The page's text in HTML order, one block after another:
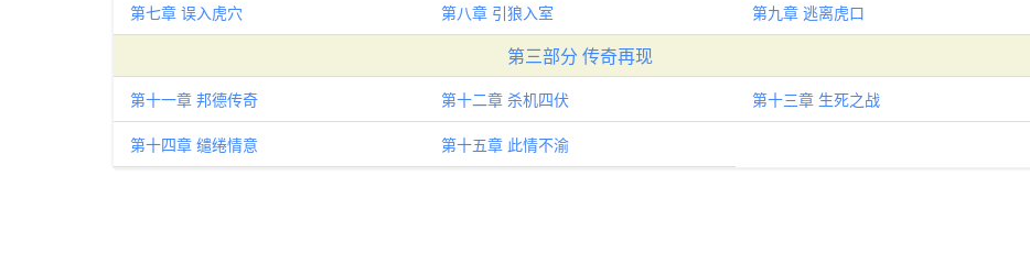
第七章 误入虎穴 第八章 引狼入室 第九章 逃离虎口
第三部分 传奇再现
第十一章 邦德传奇 第十二章 杀机四伏 第十三章 生死之战
第十四章 缱绻情意 第十五章 此情不渝